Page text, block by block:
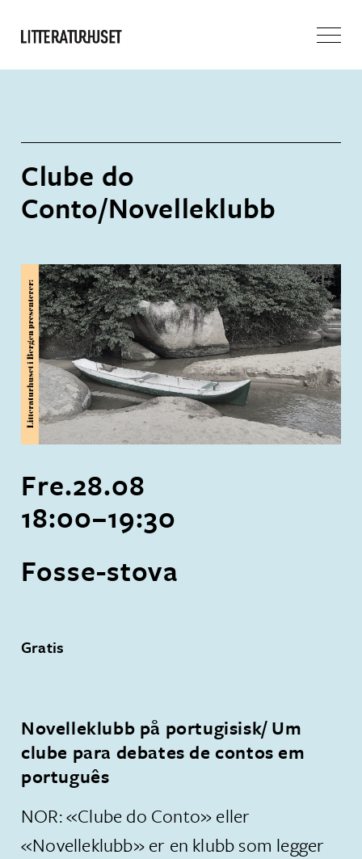
Clube do
Conto/Novelleklubb
Fre.28.08
18:00–19:30
Fosse-stova
Gratis
Novelleklubb på portugisisk/ Um
clube para debates de contos em
português
​NOR: «Clube do Conto» eller
«Novelleklubb» er en klubb som legger